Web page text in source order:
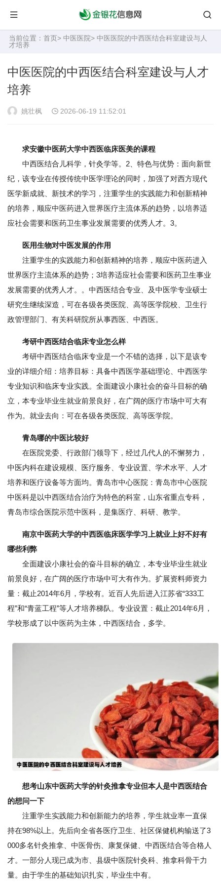
当前位置： 首页> 中医医院> 中医医院的中西医结合科室建设与人
才培养
中医医院的中西医结合科室建设与人才
培养
姚壮枫 2026-06-19 11:52:01
求安徽中医药大学中西医临床医美的课程
中西医结合儿科学，针灸学等。2、特色与优势：面向新世
纪，该专业在传授传统中医学理论的同时，加强了对西方现代
医学新成就、新技术的学习，注重学生的实践能力和创新精神
的培养，顺应中医药进入世界医疗主流体系的趋势，以培养适
应社会需要和医药卫生事业发展需要的优秀人才。3。
医用生物对中医发展的作用
注重学生的实践能力和创新精神的培养，顺应中医药进入
世界医疗主流体系的趋势；3培养适应社会需要和医药卫生事业
发展需要的优秀人才。。中西医结合专业、及中医学专业硕士
研究生继续深造，可在各级各类医院、高等医学院校、卫生行
政管理部门、有关科研院所从事西医、中西医。
考研中西医结合临床专业怎么样
考研中西医结合临床专业是一个不错的选择，以下是该专
业的详细介绍：培养目标：具备中西医学基础理论、中西医学
专业知识和临床专业实践。全面建设小康社会的奋斗目标的确
立，本专业毕业生就业前景良好，在广阔的医疗市场中可大有
作为。就业去向：可在各级各类医院、高等医学院。
青岛哪的中医比较好
在医院党委、行政部门领导下，经过几代人的不懈努力，
中医内科在建设规模、医疗服务、专业设置、学术水平、人才
培养和医疗设备等方面均。青岛市中心医院：青岛市中心医院
中医科是以中西医结合治疗为特色的科室，山东省重点专科，
青岛市综合医院示范中医科，是集医疗、科研、教学。
南京中医药大学的中西医临床医学学习上就业上好不好有
哪些利弊
全面建设小康社会的奋斗目标的确立，本专业毕业生就业
前景良好，在广阔的医疗市场中可大有作为。扩展资料师资力
量：截止2014年6月，学校有。近百人先后进入江苏省“333工
程”和“青蓝工程”等人才培养梯队。专业设置：截止2014年6月，
学校形成了以中医药为主体，中西医结合，多学。
想考山东中医药大学的针灸推拿专业但本人是中西医结合
的想问一下
注重学生实践能力和创新能力的培养，学生就业率一直保
持在98%以上。先后向全省各医疗卫生、社区保健机构输送了3
000多名针灸推拿、中医骨伤、康复保健、中西医结合等合格人
才。一部分人现已成为市、县级中医院针灸科、推拿科骨干力
量。由于学生的基础知识扎实，毕业生中有。